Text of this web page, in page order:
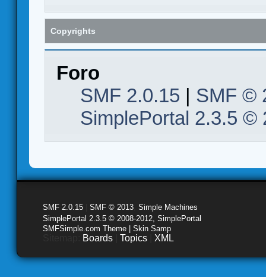
Copyrights
Foro
SMF 2.0.15 | SMF ©
SimplePortal 2.3.5 ©
SMF 2.0.15 SMF © 2013 Simple Machines
SimplePortal 2.3.5 © 2008-2012, SimplePortal
SMFSimple.com Theme | Skin Samp
Boards Topics XML